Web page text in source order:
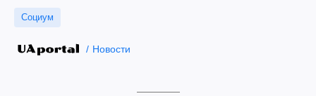
Социум
Новости